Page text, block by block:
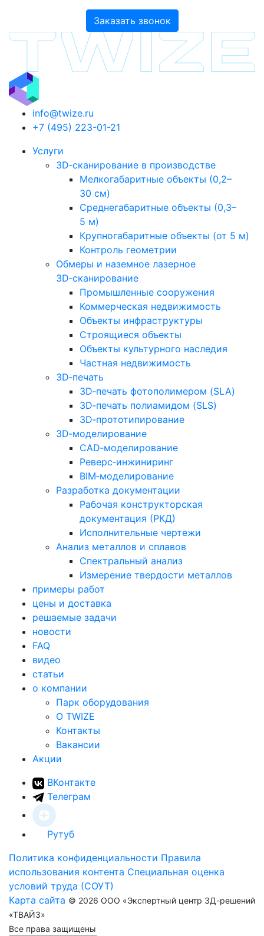
Заказать звонок
info@twize.ru
+7 (495) 223-01-21
Услуги
3D‑сканирование в производстве
Мелкогабаритные объекты (0,2–
30 см)
Среднегабаритные объекты (0,3–
5 м)
Крупногабаритные объекты (от 5 м)
Контроль геометрии
Обмеры и наземное лазерное
3D‑сканирование
Промышленные сооружения
Коммерческая недвижимость
Объекты инфраструктуры
Строящиеся объекты
Объекты культурного наследия
Частная недвижимость
3D‑печать
3D‑печать фотополимером (SLA)
3D‑печать полиамидом (SLS)
3D‑прототипирование
3D‑моделирование
CAD‑моделирование
Реверс‑инжиниринг
BIM‑моделирование
Разработка документации
Рабочая конструкторская
документация (РКД)
Исполнительные чертежи
Анализ металлов и сплавов
Спектральный анализ
Измерение твердости металлов
примеры работ
цены и доставка
решаемые задачи
новости
FAQ
видео
статьи
о компании
Парк оборудования
О TWIZE
Контакты
Вакансии
Акции
ВКонтакте
Телеграм
Рутуб
Политика конфиденциальности Правила
использования контента Специальная оценка
условий труда (СОУТ)
Карта сайта © 2026 ООО «Экспертный центр 3Д-решений
«ТВАЙЗ»
Все права защищены